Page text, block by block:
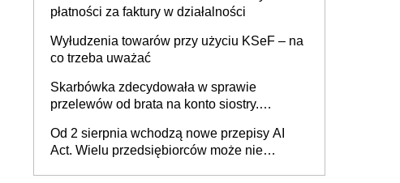
płatności za faktury w działalności
Wyłudzenia towarów przy użyciu KSeF – na
co trzeba uważać
Skarbówka zdecydowała w sprawie
przelewów od brata na konto siostry.
darowizna, ale podatku jednak nie będzie
Od 2 sierpnia wchodzą nowe przepisy AI
Act. Wielu przedsiębiorców może nie